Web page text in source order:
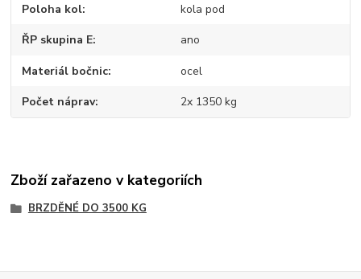
Poloha kol kola pod
ŘP skupina E ano
Materiál bočnic ocel
Počet náprav 2x 1350 kg
Zboží zařazeno v kategoriích
BRZDĚNÉ DO 3500 KG